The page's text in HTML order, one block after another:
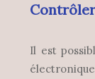
Il est